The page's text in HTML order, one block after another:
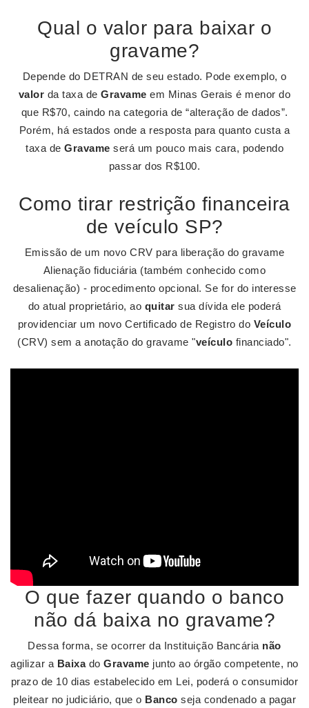
Qual o valor para baixar o
gravame?
Depende do DETRAN de seu estado. Pode exemplo, o
valor da taxa deGravame em Minas Gerais é menor do
que R$70, caindo na categoria de “alteração de dados”.
Porém, há estados onde a resposta para quanto custa a
taxa de Gravame será um pouco mais cara, podendo
passar dos R$100.
Como tirar restrição financeira
de veículo SP?
Emissão de um novo CRV para liberação do gravame
Alienação fiduciária (também conhecido como
desalienação) - procedimento opcional. Se for do interesse
do atual proprietário, ao quitar sua dívida ele poderá
providenciar um novo Certificado de Registro do Veículo
(CRV) sem a anotação do gravame "veículo financiado".
O que fazer quando o banco
não dá baixa no gravame?
Dessa forma, se ocorrer da Instituição Bancária não
agilizar a BaixadoGravame junto ao órgão competente, no
prazo de 10 dias estabelecido em Lei, poderá o consumidor
pleitear no judiciário, que o Banco seja condenado a pagar